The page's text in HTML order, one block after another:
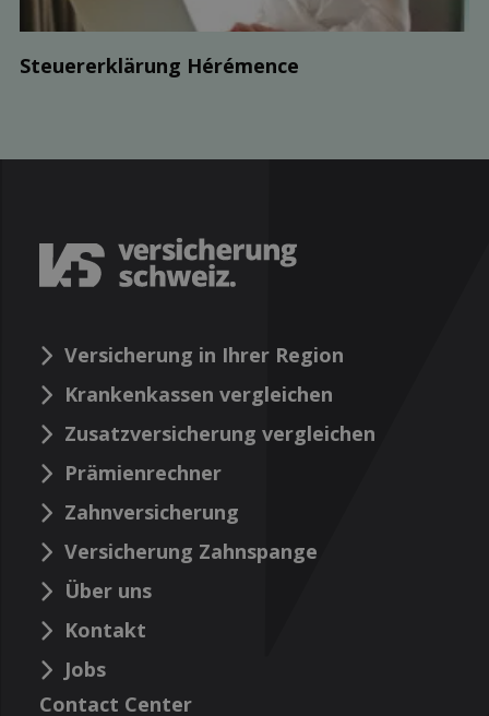
Steuer­erklärung Hérémence
Versicherung in Ihrer Region
Krankenkassen vergleichen
Zusatzversicherung vergleichen
Prämienrechner
Zahnversicherung
Versicherung Zahnspange
Über uns
Kontakt
Jobs
Contact Center